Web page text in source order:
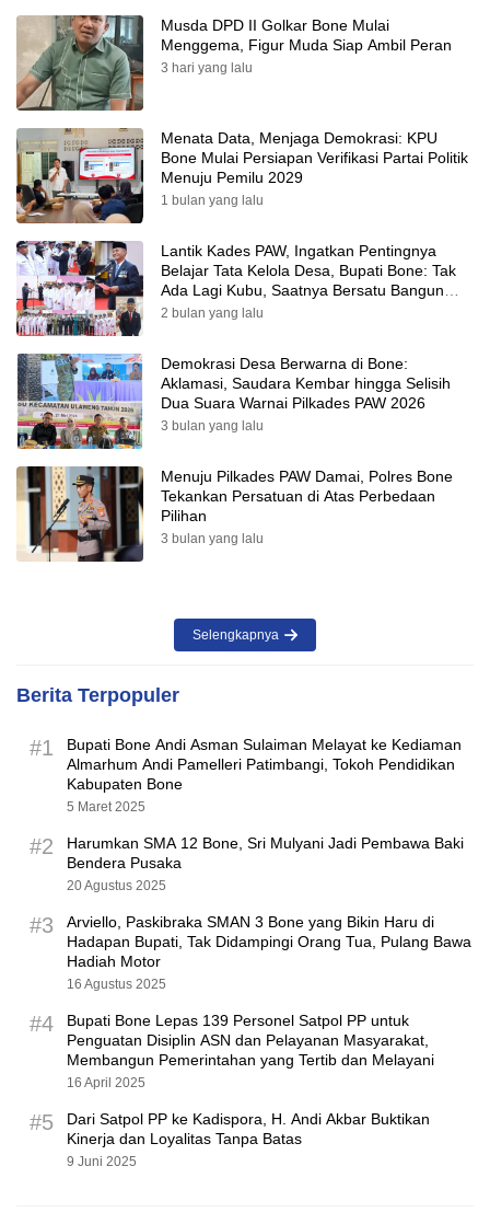
Musda DPD II Golkar Bone Mulai
Menggema, Figur Muda Siap Ambil Peran
3 hari yang lalu
Menata Data, Menjaga Demokrasi: KPU
Bone Mulai Persiapan Verifikasi Partai Politik
Menuju Pemilu 2029
1 bulan yang lalu
Lantik Kades PAW, Ingatkan Pentingnya
Belajar Tata Kelola Desa, Bupati Bone: Tak
Ada Lagi Kubu, Saatnya Bersatu Bangun
Desa
2 bulan yang lalu
Demokrasi Desa Berwarna di Bone:
Aklamasi, Saudara Kembar hingga Selisih
Dua Suara Warnai Pilkades PAW 2026
3 bulan yang lalu
Menuju Pilkades PAW Damai, Polres Bone
Tekankan Persatuan di Atas Perbedaan
Pilihan
3 bulan yang lalu
Selengkapnya
Berita Terpopuler
#1
Bupati Bone Andi Asman Sulaiman Melayat ke Kediaman
Almarhum Andi Pamelleri Patimbangi, Tokoh Pendidikan
Kabupaten Bone
5 Maret 2025
#2
Harumkan SMA 12 Bone, Sri Mulyani Jadi Pembawa Baki
Bendera Pusaka
20 Agustus 2025
#3
Arviello, Paskibraka SMAN 3 Bone yang Bikin Haru di
Hadapan Bupati, Tak Didampingi Orang Tua, Pulang Bawa
Hadiah Motor
16 Agustus 2025
#4
Bupati Bone Lepas 139 Personel Satpol PP untuk
Penguatan Disiplin ASN dan Pelayanan Masyarakat,
Membangun Pemerintahan yang Tertib dan Melayani
16 April 2025
#5
Dari Satpol PP ke Kadispora, H. Andi Akbar Buktikan
Kinerja dan Loyalitas Tanpa Batas
9 Juni 2025